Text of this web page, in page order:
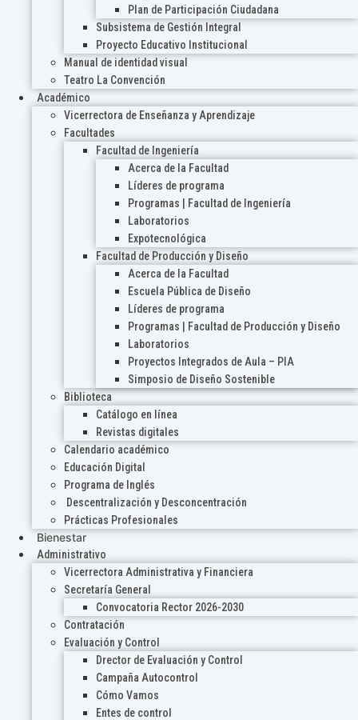
Plan de Participación Ciudadana
Subsistema de Gestión Integral
Proyecto Educativo Institucional
Manual de identidad visual
Teatro La Convención
Académico
Vicerrectora de Enseñanza y Aprendizaje
Facultades
Facultad de Ingeniería
Acerca de la Facultad
Líderes de programa
Programas | Facultad de Ingeniería
Laboratorios
Expotecnológica
Facultad de Producción y Diseño
Acerca de la Facultad
Escuela Pública de Diseño
Líderes de programa
Programas | Facultad de Producción y Diseño
Laboratorios
Proyectos Integrados de Aula – PIA
Simposio de Diseño Sostenible
Biblioteca
Catálogo en línea
Revistas digitales
Calendario académico
Educación Digital
Programa de Inglés
Descentralización y Desconcentración
Prácticas Profesionales
Bienestar
Administrativo
Vicerrectora Administrativa y Financiera
Secretaría General
Convocatoria Rector 2026-2030
Contratación
Evaluación y Control
Drector de Evaluación y Control
Campaña Autocontrol
Cómo Vamos
Entes de control